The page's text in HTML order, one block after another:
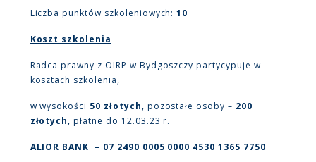
Liczba punktów szkoleniowych:10
Koszt szkolenia
Radca prawny z OIRP w Bydgoszczy partycypuje w
kosztach szkolenia,
w wysokości 50 złotych, pozostałe osoby – 200
złotych, płatne do 12.03.23 r.
ALIOR BANK – 07 2490 0005 0000 4530 1365 7750